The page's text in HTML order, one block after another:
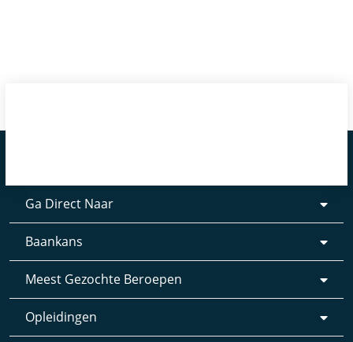
Ga Direct Naar
Baankans
Meest Gezochte Beroepen
Opleidingen